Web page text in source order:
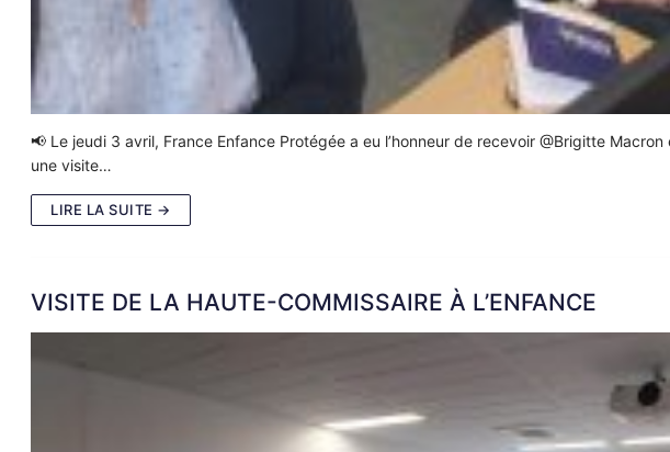
📢 Le jeudi 3 avril, France Enfance Protégée a eu l’honneur de recevoir @Brigitte
une visite…
LIRE LA SUITE →
VISITE DE LA HAUTE-COMMISSAIRE À L’ENFANCE